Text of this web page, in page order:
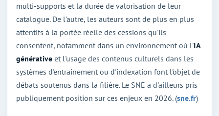
multi-supports et la durée de valorisation de leur
catalogue. De l'autre, les auteurs sont de plus en plus
attentifs à la portée réelle des cessions qu'ils
consentent, notamment dans un environnement où l'IA
générative et l'usage des contenus culturels dans les
systèmes d'entraînement ou d'indexation font l'objet de
débats soutenus dans la filière. Le SNE a d'ailleurs pris
publiquement position sur ces enjeux en 2026. (sne.fr)